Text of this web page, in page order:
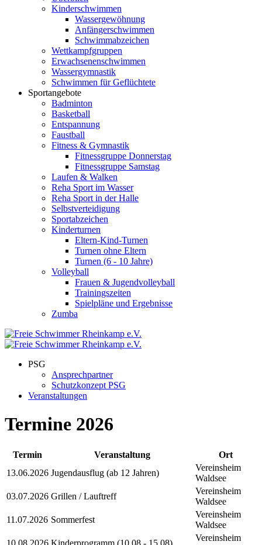
Kinderschwimmen
Wassergewöhnung
Anfängerschwimmen
Schwimmabzeichen
Wettkampfgruppen
Erwachsenenschwimmen
Wassergymnastik
Schwimmen für Geflüchtete
Sportangebote
Badminton
Basketball
Entspannung
Faustball
Fitness & Gymnastik
Fitnessgruppe Donnerstag
Fitnessgruppe Samstag
Laufen & Walken
Reha Sport im Wasser
Reha Sport in der Halle
Selbstverteidigung
Sportabzeichen
Kinderturnen
Eltern-Kind-Turnen
Turnen ohne Eltern
Turnen (6 - 10 Jahre)
Volleyball
Frauen & Jugendvolleyball
Trainingszeiten
Spielpläne und Ergebnisse
Zumba
PSG
Ansprechpartner
Schutzkonzept PSG
Veranstaltungen
Termine 2026
Termin Veranstaltung
Ort
13.06.2026 Jugendausflug (ab 12 Jahren)
Vereinsheim
Waldsee
03.07.2026 Grillen / Lauftreff
Vereinsheim
Waldsee
11.07.2026 Sommerfest
Vereinsheim
Waldsee
10.08.2026 Kinderprogramm (10.08 - 15.08)
Vereinsheim